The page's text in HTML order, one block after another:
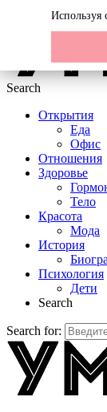
Search
Открытия
Еда
Офис
Отношения
Здоровье
Тело
Красота
Мода
История
Психология
Дети
Search
Search for:
Используя